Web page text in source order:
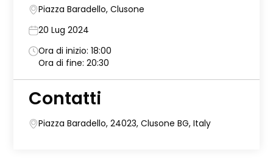
Piazza Baradello, Clusone
20 Lug 2024
Ora di inizio: 18:00
Ora di fine: 20:30
Contatti
Piazza Baradello, 24023, Clusone BG, Italy